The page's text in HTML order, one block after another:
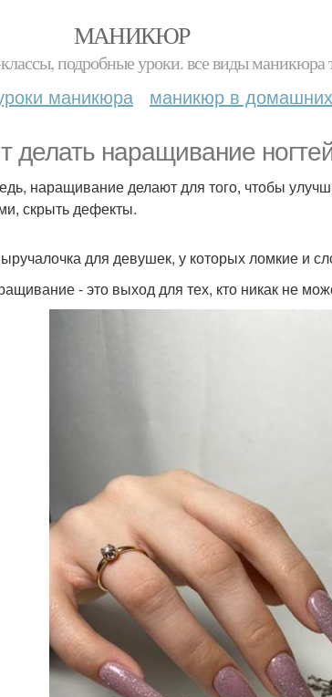
МАНИКЮР
подробные уроки. все виды маникюра
маникюра маникюр в
делать наращивание
наращивание делают для того, чтобы
скрыть дефекты.
для девушек, у которых ломкие и
- это выход для тех, кто никак не